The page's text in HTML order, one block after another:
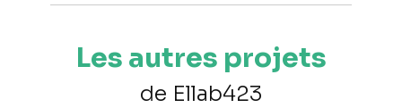
Les autres projets
de Ellab423